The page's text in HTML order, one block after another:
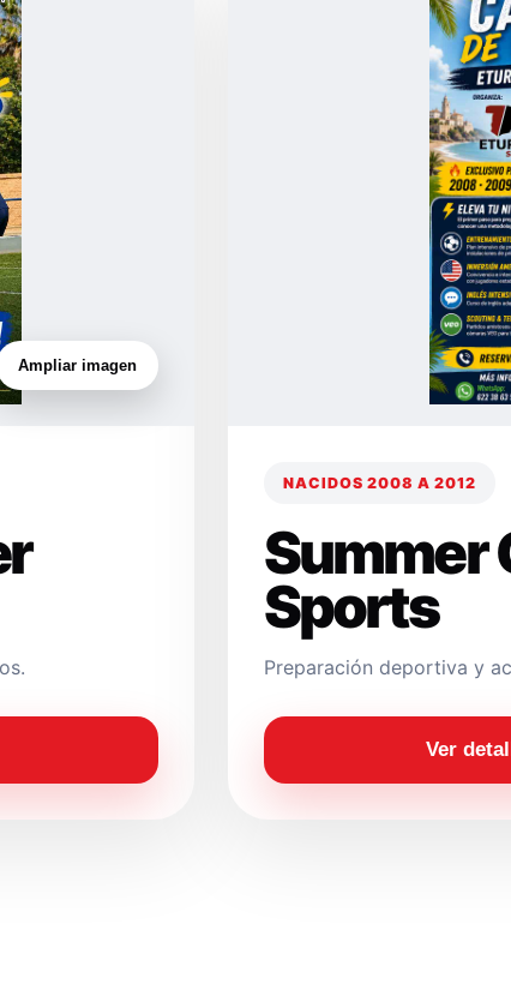
Ampliar imagen
NACIDOS 2008 A 2012
Summer
Sports
Preparación deportiva y
Ver